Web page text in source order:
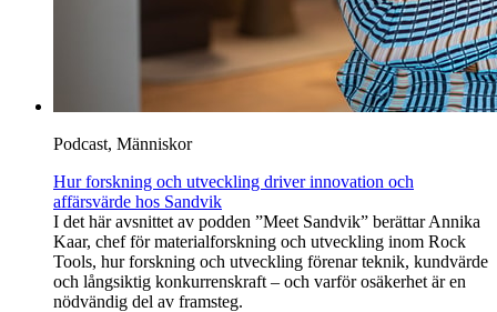
Podcast, Människor
Hur forskning och utveckling driver innovation och
affärsvärde hos Sandvik
I det här avsnittet av podden ”Meet Sandvik” berättar Annika
Kaar, chef för materialforskning och utveckling inom Rock
Tools, hur forskning och utveckling förenar teknik, kundvärde
och långsiktig konkurrenskraft – och varför osäkerhet är en
nödvändig del av framsteg.